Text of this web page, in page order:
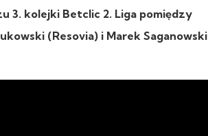
3. kolejki Betclic 2. Liga pomiędzy
(Resovia) i Marek Saganowski